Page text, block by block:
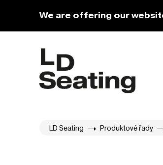
We are offering our
LD Seating Produktové řady